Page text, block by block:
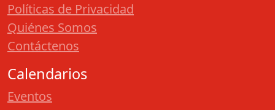
Políticas de Privacidad
Quiénes Somos
Contáctenos
Calendarios
Eventos